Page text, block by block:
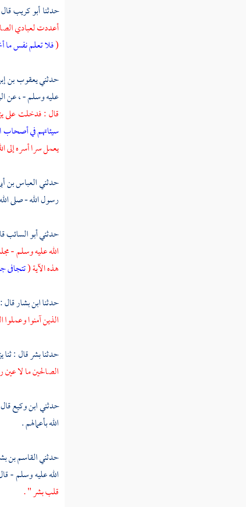
حدثناأبو كريب
أعددت لعبادي
(فلا تعلم نفس ما
حدثنييعقوب بن
عليه وسلم - ، عن
قال : فدخلت على
سيئاتهم في أصحاب
يعمل سرا أسره إلى
حدثنيالعباس بن
رسول الله - صلى
حدثنيأبو السائب
الله عليه وسلم -
هذه الآية (تتجافى
حدثناابن بشارقال
الذين آمنوا
حدثنابشرقال : ثنا
الصالحين ما لا
حدثنيابن وكيع
الله بأعمالهم .
حدثنيالقاسم بن
الله عليه وسلم -
قلب بشر " .